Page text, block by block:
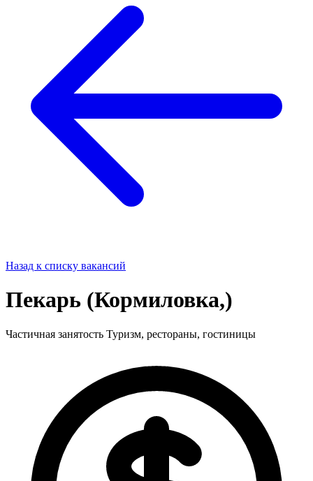
Назад к списку вакансий
Пекарь (Кормиловка,)
Частичная занятость Туризм, рестораны, гостиницы